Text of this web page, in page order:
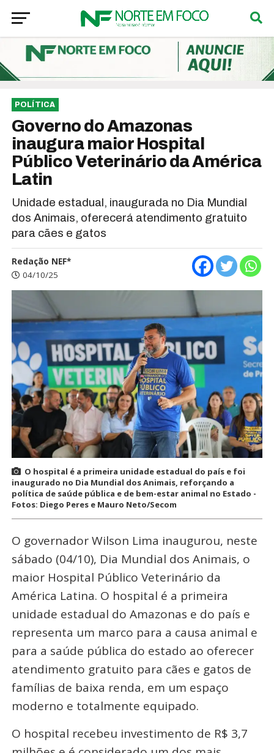
POLÍTICA
Governo do Amazonas
inaugura maior Hospital
Público Veterinário da América
Latin
Unidade estadual, inaugurada no Dia Mundial
dos Animais, oferecerá atendimento gratuito
para cães e gatos
Redação NEF*
04/10/25
O hospital é a primeira unidade estadual do país e foi
inaugurado no Dia Mundial dos Animais, reforçando a
política de saúde pública e de bem-estar animal no Estado -
Fotos: Diego Peres e Mauro Neto/Secom
O governador Wilson Lima inaugurou, neste
sábado (04/10), Dia Mundial dos Animais, o
maior Hospital Público Veterinário da
América Latina. O hospital é a primeira
unidade estadual do Amazonas e do país e
representa um marco para a causa animal e
para a saúde pública do estado ao oferecer
atendimento gratuito para cães e gatos de
famílias de baixa renda, em um espaço
moderno e totalmente equipado.
O hospital recebeu investimento de R$ 3,7